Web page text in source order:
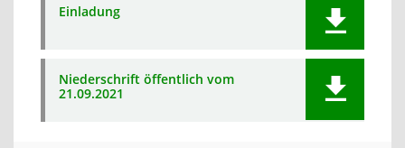
Einladung
Niederschrift öffentlich vom
21.09.2021